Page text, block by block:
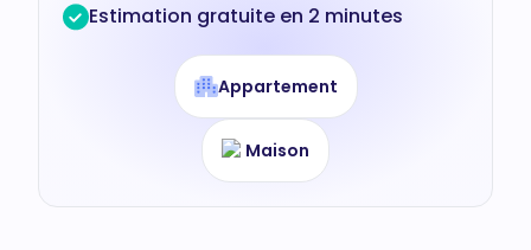
Estimation gratuite en 2 minutes
Appartement
Maison